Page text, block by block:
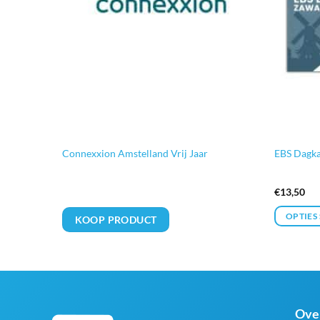
Connexxion Amstelland Vrij Jaar
KOOP PRODUCT
EBS
€13,50
OPTIES